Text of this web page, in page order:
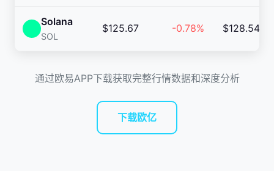
Solana
SOL
$125.67 -0.78% $128.54
通过欧易APP下载获取完整行情数据和深度分析
下载欧亿